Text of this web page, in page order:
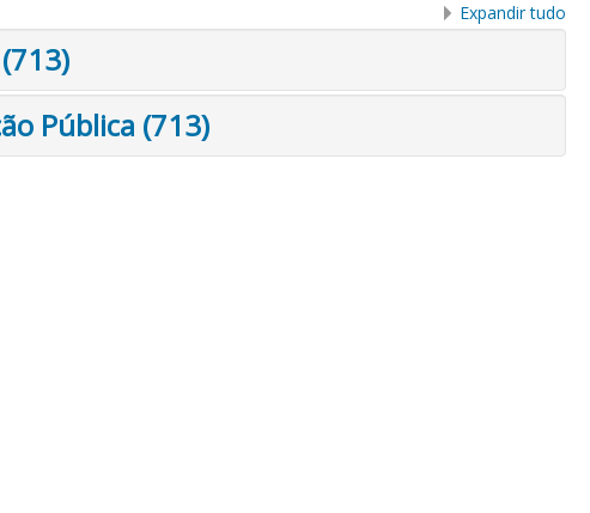
Expandir tudo
Pública (713)